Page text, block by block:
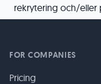
rekrytering och/eller
FOR COMPANIES
Pricing